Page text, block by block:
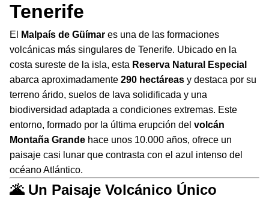
Tenerife
El Malpaís de Güímar es una de las formaciones
volcánicas más singulares de Tenerife. Ubicado en la
costa sureste de la isla, esta Reserva Natural Especial
abarca aproximadamente 290 hectáreas y destaca por su
terreno árido, suelos de lava solidificada y una
biodiversidad adaptada a condiciones extremas. Este
entorno, formado por la última erupción del volcán
Montaña Grande hace unos 10.000 años, ofrece un
paisaje casi lunar que contrasta con el azul intenso del
océano Atlántico.
🌋 Un Paisaje Volcánico Único